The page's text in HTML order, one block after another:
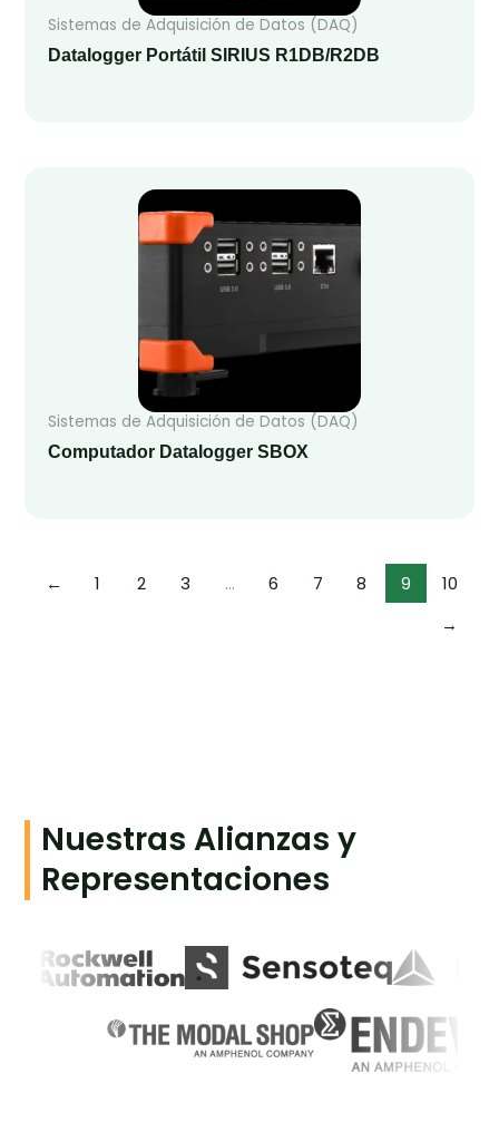
Sistemas de Adquisición de Datos (DAQ)
Datalogger Portátil SIRIUS R1DB/R2DB
Sistemas de Adquisición de Datos (DAQ)
Computador Datalogger SBOX
← 1 2 3 … 6 7 8 9
10
→
Nuestras Alianzas y
Representaciones